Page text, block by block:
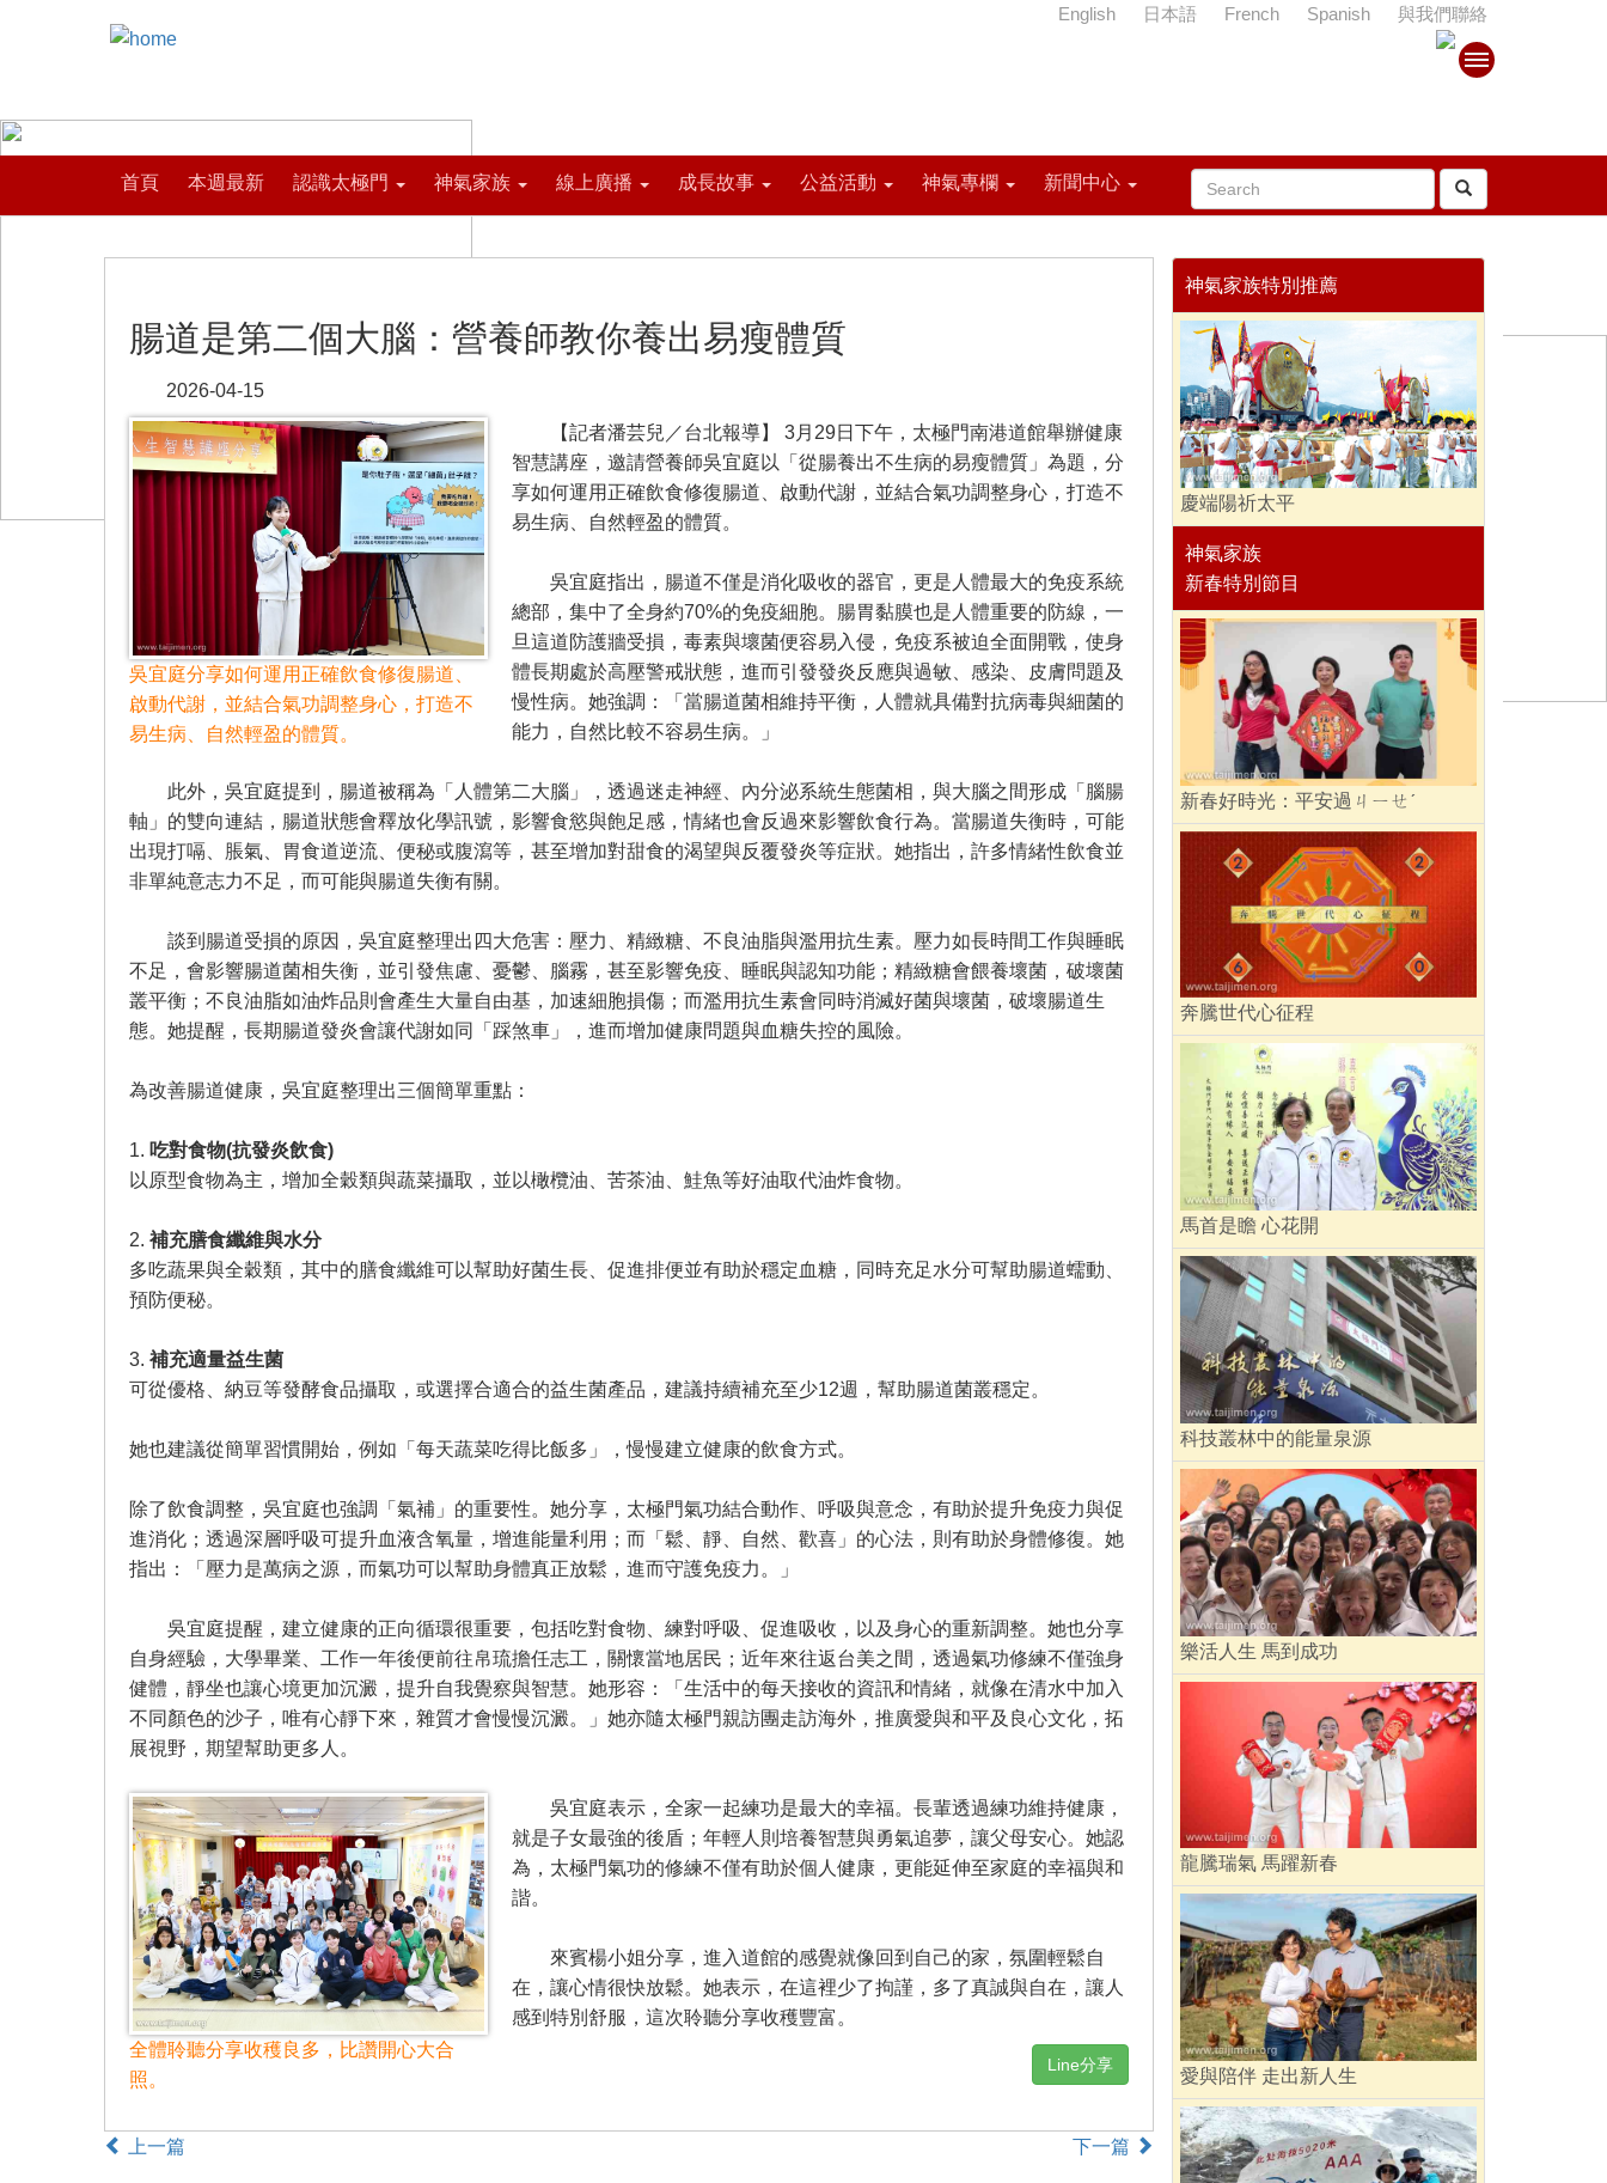
首頁 本週最新 認識太極門 神氣家族 線上廣播 成長故事 公益活動 神氣專欄 新聞中心
English 日本語 French Spanish 與我們聯絡
腸道是第二個大腦：營養師教你養出易瘦體質
2026-04-15
吳宜庭分享如何運用正確飲食修復腸道、
啟動代謝，並結合氣功調整身心，打造不
易生病、自然輕盈的體質。
【記者潘芸兒／台北報導】 3月29日下午，太極門南港道館舉辦健康
智慧講座，邀請營養師吳宜庭以「從腸養出不生病的易瘦體質」為題，分
享如何運用正確飲食修復腸道、啟動代謝，並結合氣功調整身心，打造不
易生病、自然輕盈的體質。
吳宜庭指出，腸道不僅是消化吸收的器官，更是人體最大的免疫系統
總部，集中了全身約70%的免疫細胞。腸胃黏膜也是人體重要的防線，一
旦這道防護牆受損，毒素與壞菌便容易入侵，免疫系被迫全面開戰，使身
體長期處於高壓警戒狀態，進而引發發炎反應與過敏、感染、皮膚問題及
慢性病。她強調：「當腸道菌相維持平衡，人體就具備對抗病毒與細菌的
能力，自然比較不容易生病。」
此外，吳宜庭提到，腸道被稱為「人體第二大腦」，透過迷走神經、內分泌系統生態菌相，與大腦之間形成「腦腸
軸」的雙向連結，腸道狀態會釋放化學訊號，影響食慾與飽足感，情緒也會反過來影響飲食行為。當腸道失衡時，可能
出現打嗝、脹氣、胃食道逆流、便秘或腹瀉等，甚至增加對甜食的渴望與反覆發炎等症狀。她指出，許多情緒性飲食並
非單純意志力不足，而可能與腸道失衡有關。
談到腸道受損的原因，吳宜庭整理出四大危害：壓力、精緻糖、不良油脂與濫用抗生素。壓力如長時間工作與睡眠
不足，會影響腸道菌相失衡，並引發焦慮、憂鬱、腦霧，甚至影響免疫、睡眠與認知功能；精緻糖會餵養壞菌，破壞菌
叢平衡；不良油脂如油炸品則會產生大量自由基，加速細胞損傷；而濫用抗生素會同時消滅好菌與壞菌，破壞腸道生
態。她提醒，長期腸道發炎會讓代謝如同「踩煞車」，進而增加健康問題與血糖失控的風險。
為改善腸道健康，吳宜庭整理出三個簡單重點：
1. 吃對食物(抗發炎飲食)
以原型食物為主，增加全穀類與蔬菜攝取，並以橄欖油、苦茶油、鮭魚等好油取代油炸食物。
2. 補充膳食纖維與水分
多吃蔬果與全穀類，其中的膳食纖維可以幫助好菌生長、促進排便並有助於穩定血糖，同時充足水分可幫助腸道蠕動、
預防便秘。
3. 補充適量益生菌
可從優格、納豆等發酵食品攝取，或選擇合適合的益生菌產品，建議持續補充至少12週，幫助腸道菌叢穩定。
她也建議從簡單習慣開始，例如「每天蔬菜吃得比飯多」，慢慢建立健康的飲食方式。
除了飲食調整，吳宜庭也強調「氣補」的重要性。她分享，太極門氣功結合動作、呼吸與意念，有助於提升免疫力與促
進消化；透過深層呼吸可提升血液含氧量，增進能量利用；而「鬆、靜、自然、歡喜」的心法，則有助於身體修復。她
指出：「壓力是萬病之源，而氣功可以幫助身體真正放鬆，進而守護免疫力。」
吳宜庭提醒，建立健康的正向循環很重要，包括吃對食物、練對呼吸、促進吸收，以及身心的重新調整。她也分享
自身經驗，大學畢業、工作一年後便前往帛琉擔任志工，關懷當地居民；近年來往返台美之間，透過氣功修練不僅強身
健體，靜坐也讓心境更加沉澱，提升自我覺察與智慧。她形容：「生活中的每天接收的資訊和情緒，就像在清水中加入
不同顏色的沙子，唯有心靜下來，雜質才會慢慢沉澱。」她亦隨太極門親訪團走訪海外，推廣愛與和平及良心文化，拓
展視野，期望幫助更多人。
全體聆聽分享收穫良多，比讚開心大合
照。
吳宜庭表示，全家一起練功是最大的幸福。長輩透過練功維持健康，
就是子女最強的後盾；年輕人則培養智慧與勇氣追夢，讓父母安心。她認
為，太極門氣功的修練不僅有助於個人健康，更能延伸至家庭的幸福與和
諧。
來賓楊小姐分享，進入道館的感覺就像回到自己的家，氛圍輕鬆自
在，讓心情很快放鬆。她表示，在這裡少了拘謹，多了真誠與自在，讓人
感到特別舒服，這次聆聽分享收穫豐富。
Line分享
上一篇 下一篇
神氣家族特別推薦
慶端陽祈太平
神氣家族
新春特別節目
新春好時光：平安過ㄐㄧㄝˊ
奔騰世代心征程
馬首是瞻 心花開
科技叢林中的能量泉源
樂活人生 馬到成功
龍騰瑞氣 馬躍新春
愛與陪伴 走出新人生